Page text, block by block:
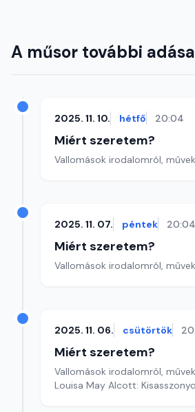
A műsor további
2025. 11. 10. hétfő 20:04
Miért szeretem?
Vallomások irodalomról,
2025. 11. 07. péntek 20:04
Miért szeretem?
Vallomások irodalomról,
2025. 11. 06. csütörtök
Miért szeretem?
Vallomások irodalomról,
Louisa May Alcott: